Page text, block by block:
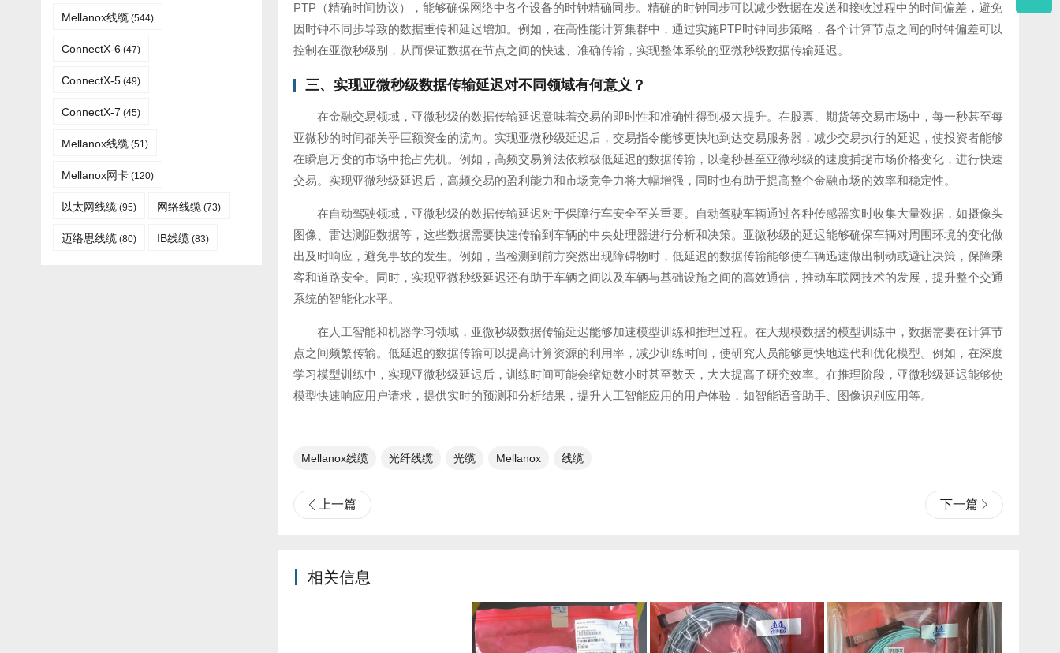
PTP（精确时间协议），能够确保网络中各个设备的时钟精确同步。精确的时钟同步可以减少数据在发送和接收过程中的时间偏差，避免
因时钟不同步导致的数据重传和延迟增加。例如，在高性能计算集群中，通过实施PTP时钟同步策略，各个计算节点之间的时钟偏差可以
控制在亚微秒级别，从而保证数据在节点之间的快速、准确传输，实现整体系统的亚微秒级数据传输延迟。
三、实现亚微秒级数据传输延迟对不同领域有何意义？
在金融交易领域，亚微秒级的数据传输延迟意味着交易的即时性和准确性得到极大提升。在股票、期货等交易市场中，每一秒甚至每
亚微秒的时间都关乎巨额资金的流向。实现亚微秒级延迟后，交易指令能够更快地到达交易服务器，减少交易执行的延迟，使投资者能够
在瞬息万变的市场中抢占先机。例如，高频交易算法依赖极低延迟的数据传输，以毫秒甚至亚微秒级的速度捕捉市场价格变化，进行快速
交易。实现亚微秒级延迟后，高频交易的盈利能力和市场竞争力将大幅增强，同时也有助于提高整个金融市场的效率和稳定性。
在自动驾驶领域，亚微秒级的数据传输延迟对于保障行车安全至关重要。自动驾驶车辆通过各种传感器实时收集大量数据，如摄像头
图像、雷达测距数据等，这些数据需要快速传输到车辆的中央处理器进行分析和决策。亚微秒级的延迟能够确保车辆对周围环境的变化做
出及时响应，避免事故的发生。例如，当检测到前方突然出现障碍物时，低延迟的数据传输能够使车辆迅速做出制动或避让决策，保障乘
客和道路安全。同时，实现亚微秒级延迟还有助于车辆之间以及车辆与基础设施之间的高效通信，推动车联网技术的发展，提升整个交通
系统的智能化水平。
在人工智能和机器学习领域，亚微秒级数据传输延迟能够加速模型训练和推理过程。在大规模数据的模型训练中，数据需要在计算节
点之间频繁传输。低延迟的数据传输可以提高计算资源的利用率，减少训练时间，使研究人员能够更快地迭代和优化模型。例如，在深度
学习模型训练中，实现亚微秒级延迟后，训练时间可能会缩短数小时甚至数天，大大提高了研究效率。在推理阶段，亚微秒级延迟能够使
模型快速响应用户请求，提供实时的预测和分析结果，提升人工智能应用的用户体验，如智能语音助手、图像识别应用等。
Mellanox线缆 光纤线缆​ 光缆 Mellanox 线缆
上一篇 下一篇
相关信息
Mellanox线缆 (544)
ConnectX-6 (47)
ConnectX-5 (49)
ConnectX-7 (45)
Mellanox线缆​ (51)
Mellanox网卡 (120)
以太网线缆 (95) 网络线缆 (73)
迈络思线缆 (80) IB线缆​ (83)